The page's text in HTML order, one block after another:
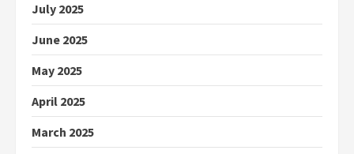
July 2025
June 2025
May 2025
April 2025
March 2025